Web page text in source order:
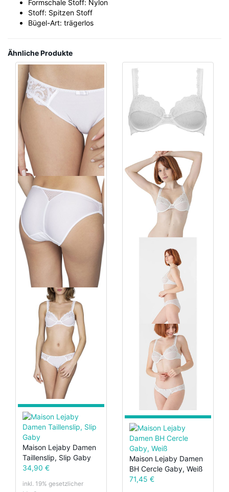
Formschale Stoff: Nylon
Stoff: Spitzen Stoff
Bügel-Art: trägerlos
Ähnliche Produkte
Maison Lejaby Damen
Taillenslip, Slip Gaby
34,90 €
inkl. 19% gesetzlicher
Maison Lejaby Damen
BH Cercle Gaby, Weiß
71,45 €